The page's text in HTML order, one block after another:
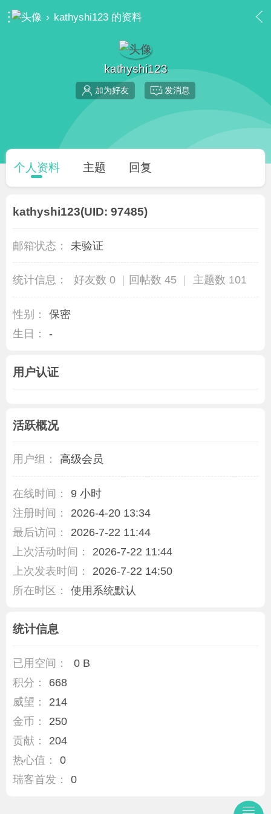
› kathyshi123 的资料
kathyshi123
加为好友 发消息
个人资料 主题 回复
kathyshi123(UID: 97485)
邮箱状态： 未验证
统计信息： 好友数 0 回帖数 45 主题数 101
性别：
保密
生日：
-
用户认证
活跃概况
用户组： 高级会员
在线时间：
9 小时
注册时间：
2026-4-20 13:34
最后访问：
2026-7-22 11:44
上次活动时间：
2026-7-22 11:44
上次发表时间：
2026-7-22 14:50
所在时区：
使用系统默认
统计信息
已用空间：
0 B
积分：
668
威望：
214
金币：
250
贡献：
204
热心值：
0
瑞客首发：
0